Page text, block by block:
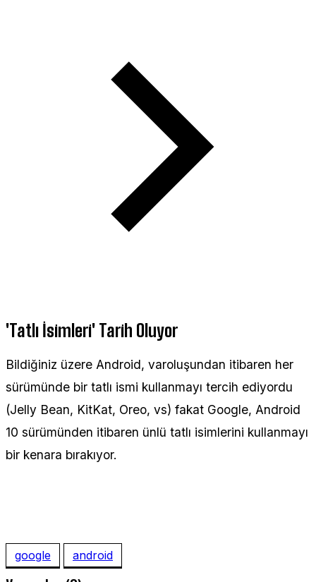
'Tatlı İsimleri' Tarih Oluyor
Bildiğiniz üzere Android, varoluşundan itibaren her
sürümünde bir tatlı ismi kullanmayı tercih ediyordu
(Jelly Bean, KitKat, Oreo, vs) fakat Google, Android
10 sürümünden itibaren ünlü tatlı isimlerini kullanmayı
bir kenara bırakıyor.
google android